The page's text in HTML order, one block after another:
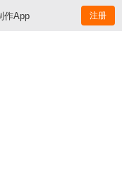
作App 注册